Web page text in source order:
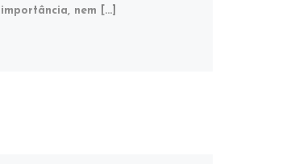
importância, nem […]